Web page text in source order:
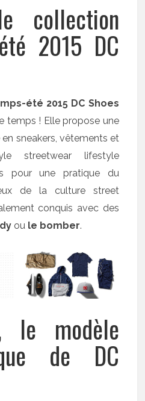
collection
2015 DC
été 2015 DC Shoes
temps ! Elle propose une
sneakers, vêtements et
streetwear lifestyle
pour une pratique du
de la culture street
conquis avec des
ou le bomber.
le modèle
de DC